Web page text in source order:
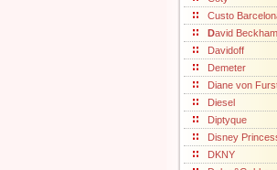
Custo
David Beckham
Davidoff
Demeter
Diane von
Diesel
Diptyque
Disney
DKNY